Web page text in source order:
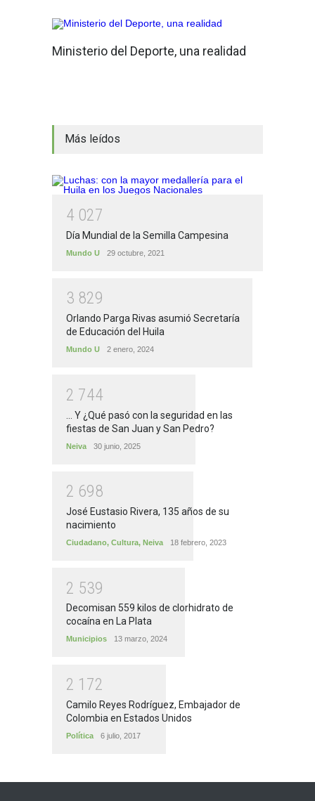
Ministerio del Deporte, una realidad
Más leídos
4 027
Día Mundial de la Semilla Campesina
Mundo U 29 octubre, 2021
3 829
Orlando Parga Rivas asumió Secretaría
de Educación del Huila
Mundo U 2 enero, 2024
2 744
... Y ¿Qué pasó con la seguridad en las
fiestas de San Juan y San Pedro?
Neiva 30 junio, 2025
2 698
José Eustasio Rivera, 135 años de su
nacimiento
Ciudadano, Cultura, Neiva 18 febrero, 2023
2 539
Decomisan 559 kilos de clorhidrato de
cocaína en La Plata
Municipios 13 marzo, 2024
2 1 72
Camilo Reyes Rodríguez, Embajador de
Colombia en Estados Unidos
Política 6 julio, 2017